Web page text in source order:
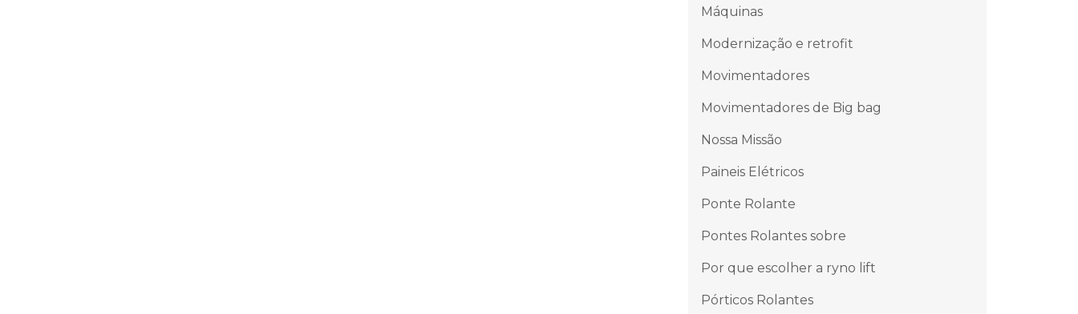
Máquinas
Modernização e retrofit
Movimentadores
Movimentadores de Big bag
Nossa Missão
Paineis Elétricos
Ponte Rolante
Pontes Rolantes sobre
Por que escolher a ryno lift
Pórticos Rolantes